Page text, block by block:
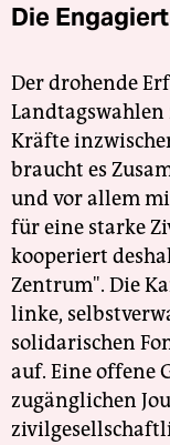
Die
Der drohende
Kräfte
braucht es
und vor allem
für eine starke
kooperiert
Zentrum". Die
linke,
solidarischen
auf. Eine offene
zugänglichen